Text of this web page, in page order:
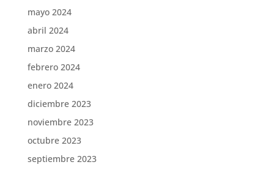
mayo 2024
abril 2024
marzo 2024
febrero 2024
enero 2024
diciembre 2023
noviembre 2023
octubre 2023
septiembre 2023